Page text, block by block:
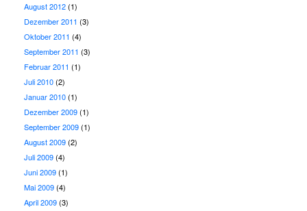
August 2012(1)
Dezember 2011 (3)
Oktober 2011 (4)
September 2011 (3)
Februar 2011 (1)
Juli 2010(2)
Januar 2010(1)
Dezember 2009(1)
September 2009(1)
August 2009(2)
Juli 2009(4)
Juni 2009(1)
Mai 2009(4)
April 2009(3)